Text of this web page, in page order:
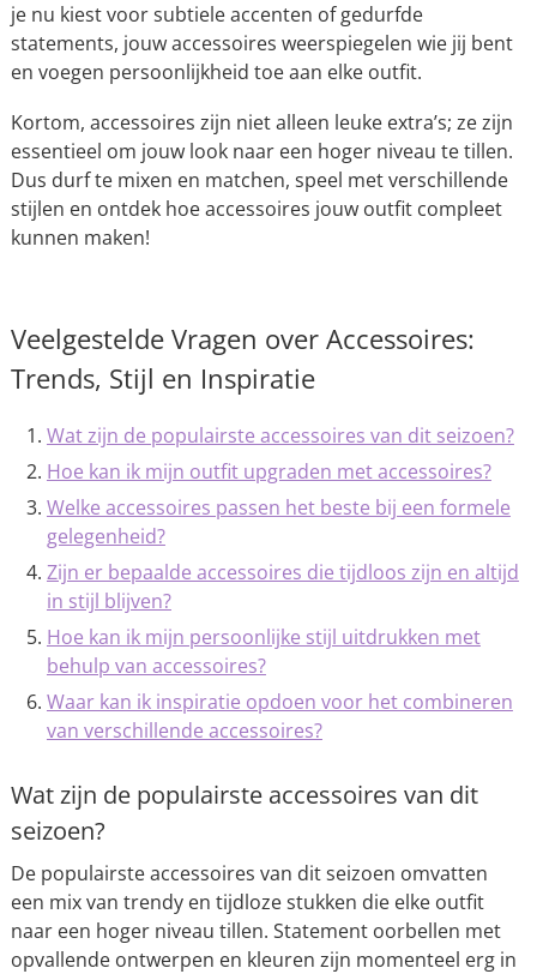
je nu kiest voor subtiele accenten of gedurfde
statements, jouw accessoires weerspiegelen wie jij bent
en voegen persoonlijkheid toe aan elke outfit.
Kortom, accessoires zijn niet alleen leuke extra’s; ze zijn
essentieel om jouw look naar een hoger niveau te tillen.
Dus durf te mixen en matchen, speel met verschillende
stijlen en ontdek hoe accessoires jouw outfit compleet
kunnen maken!
Veelgestelde Vragen over Accessoires:
Trends, Stijl en Inspiratie
Wat zijn de populairste accessoires van dit seizoen?
Hoe kan ik mijn outfit upgraden met accessoires?
Welke accessoires passen het beste bij een formele
gelegenheid?
Zijn er bepaalde accessoires die tijdloos zijn en altijd
in stijl blijven?
Hoe kan ik mijn persoonlijke stijl uitdrukken met
behulp van accessoires?
Waar kan ik inspiratie opdoen voor het combineren
van verschillende accessoires?
Wat zijn de populairste accessoires van dit
seizoen?
De populairste accessoires van dit seizoen omvatten
een mix van trendy en tijdloze stukken die elke outfit
naar een hoger niveau tillen. Statement oorbellen met
opvallende ontwerpen en kleuren zijn momenteel erg in